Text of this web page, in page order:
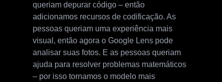
queriam depurar código – então
adicionamos recursos de codificação. As
pessoas queriam uma experiência mais
visual, então agora o Google Lens pode
analisar suas fotos. E as pessoas queriam
ajuda para resolver problemas matemáticos
– por isso tornamos o modelo mais